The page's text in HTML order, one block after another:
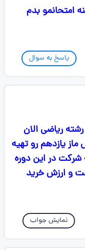
بدم
پاسخ به سوال
ریاضی الان
یازدهم رو تهیه
شرکت در این دوره
و ارزش خرید
نمایش جواب